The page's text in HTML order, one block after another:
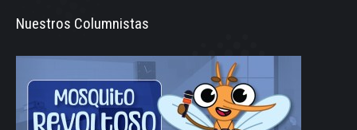
Nuestros Columnistas